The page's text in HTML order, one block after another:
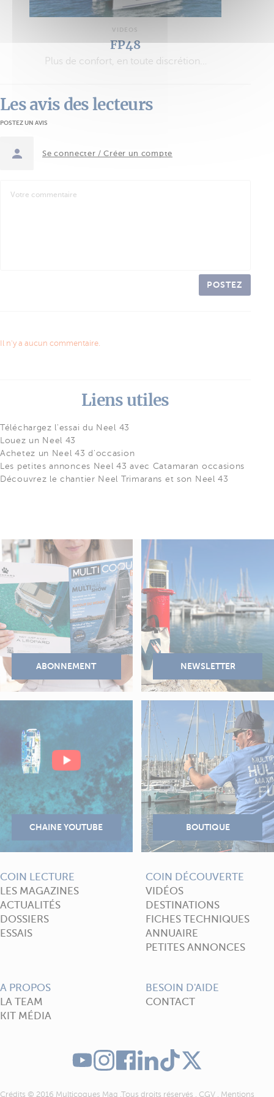
VIDÉOS
FP48
Plus de confort, en toute discrétion…
Les avis des lecteurs
POSTEZ UN AVIS
Se connecter / Créer un compte
POSTEZ
Il n'y a aucun commentaire.
Liens utiles
Téléchargez l'essai du Neel 43
Louez un Neel 43
Achetez un Neel 43 d'occasion
Les petites annonces Neel 43 avec Catamaran occasions
Découvrez le chantier Neel Trimarans et son Neel 43
COIN LECTURE
LES MAGAZINES
ACTUALITÉS
DOSSIERS
ESSAIS
COIN DÉCOUVERTE
VIDÉOS
DESTINATIONS
FICHES TECHNIQUES
ANNUAIRE
PETITES ANNONCES
A PROPOS
LA TEAM
KIT MÉDIA
BESOIN D'AIDE
CONTACT
Crédits © 2016 Multicoques Mag .Tous droits réservés . CGV Mentions